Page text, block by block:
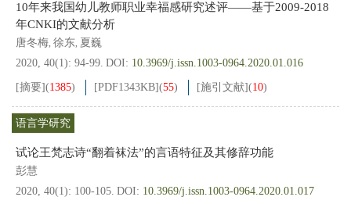
10年来我国幼儿教师职业幸福感研究述评——基于2009-2018
年CNKI的文献分析
唐冬梅, 徐东, 夏巍
2020, 40(1): 94-99. DOI: 10.3969/j.issn.1003-0964.2020.01.016
[摘要](1385) [PDF1343KB](55) [施引文献](10)
语言学研究
试论王梵志诗“翻着袜法”的言语特征及其修辞功能
彭慧
2020, 40(1): 100-105. DOI: 10.3969/j.issn.1003-0964.2020.01.017